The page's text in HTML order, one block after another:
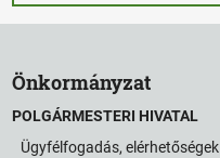
Önkormányzat
POLGÁRMESTERI HIVATAL
Ügyfélfogadás, elérhetőségek